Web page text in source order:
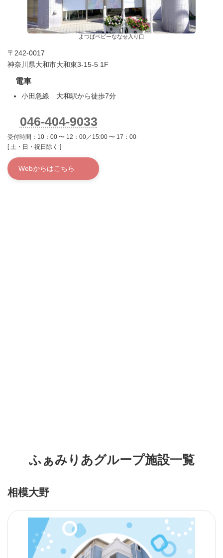
よつばベビーななせ入り口
〒242-0017
神奈川県大和市大和東3-15-5 1F
電車
小田急線 大和駅から徒歩7分
046-404-9033
受付時間：10：00 〜 12：00／15:00 〜 17：00
[ 土・日・祝日除く ]
Webからはこちら
ふぁみりあグループ施設一覧
相模大野